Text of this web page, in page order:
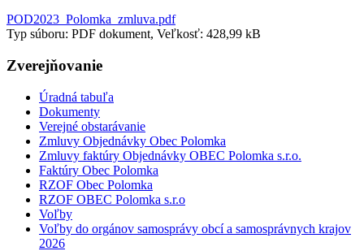
POD2023_Polomka_zmluva.pdf
Typ súboru: PDF dokument, Veľkosť: 428,99 kB
Zverejňovanie
Úradná tabuľa
Dokumenty
Verejné obstarávanie
Zmluvy Objednávky Obec Polomka
Zmluvy faktúry Objednávky OBEC Polomka s.r.o.
Faktúry Obec Polomka
RZOF Obec Polomka
RZOF OBEC Polomka s.r.o
Voľby
Voľby do orgánov samosprávy obcí a samosprávnych krajov
2026